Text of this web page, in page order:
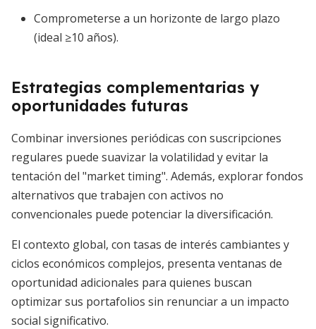
Comprometerse a un horizonte de largo plazo
(ideal ≥10 años).
Estrategias complementarias y
oportunidades futuras
Combinar inversiones periódicas con suscripciones
regulares puede suavizar la volatilidad y evitar la
tentación del "market timing". Además, explorar fondos
alternativos que trabajen con activos no
convencionales puede potenciar la diversificación.
El contexto global, con tasas de interés cambiantes y
ciclos económicos complejos, presenta ventanas de
oportunidad adicionales para quienes buscan
optimizar sus portafolios sin renunciar a un impacto
social significativo.